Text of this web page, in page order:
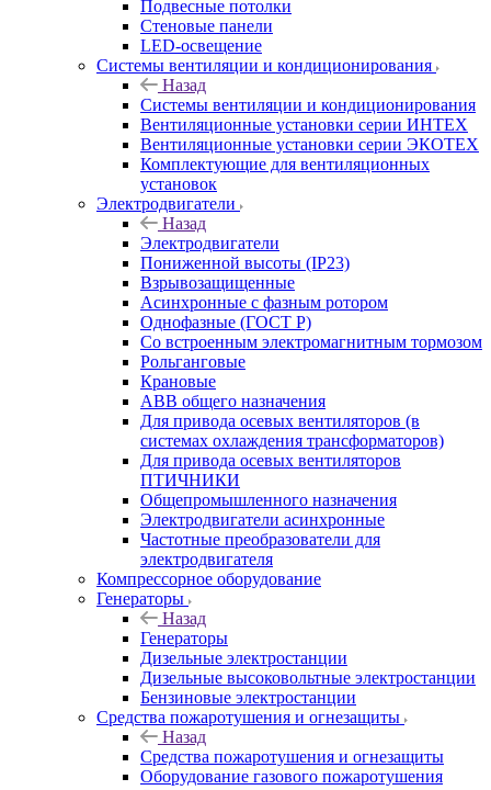
Подвесные потолки
Стеновые панели
LED-освещение
Системы вентиляции и кондиционирования
Назад
Системы вентиляции и кондиционирования
Вентиляционные установки серии ИНТЕХ
Вентиляционные установки серии ЭКОТЕХ
Комплектующие для вентиляционных
установок
Электродвигатели
Назад
Электродвигатели
Пониженной высоты (IP23)
Взрывозащищенные
Асинхронные с фазным ротором
Однофазные (ГОСТ Р)
Со встроенным электромагнитным тормозом
Рольганговые
Крановые
АВВ общего назначения
Для привода осевых вентиляторов (в
системах охлаждения трансформаторов)
Для привода осевых вентиляторов
ПТИЧНИКИ
Общепромышленного назначения
Электродвигатели асинхронные
Частотные преобразователи для
электродвигателя
Компрессорное оборудование
Генераторы
Назад
Генераторы
Дизельные электростанции
Дизельные высоковольтные электростанции
Бензиновые электростанции
Средства пожаротушения и огнезащиты
Назад
Средства пожаротушения и огнезащиты
Оборудование газового пожаротушения